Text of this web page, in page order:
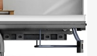
вещи от 200 кг в
Попутные
и юрлиц обходятся